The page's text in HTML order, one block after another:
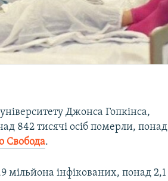
Джонса Гопкінса,
842 тисячі осіб померли, понад
Свобода.
інфікованих, понад 2,1